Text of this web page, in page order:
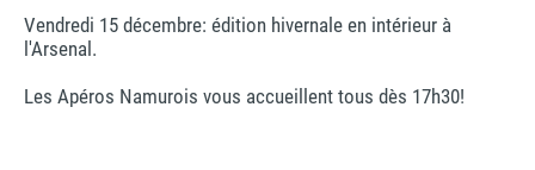
Vendredi 15 décembre: édition hivernale en intérieur à
l'Arsenal.
Les Apéros Namurois vous accueillent tous dès 17h30!